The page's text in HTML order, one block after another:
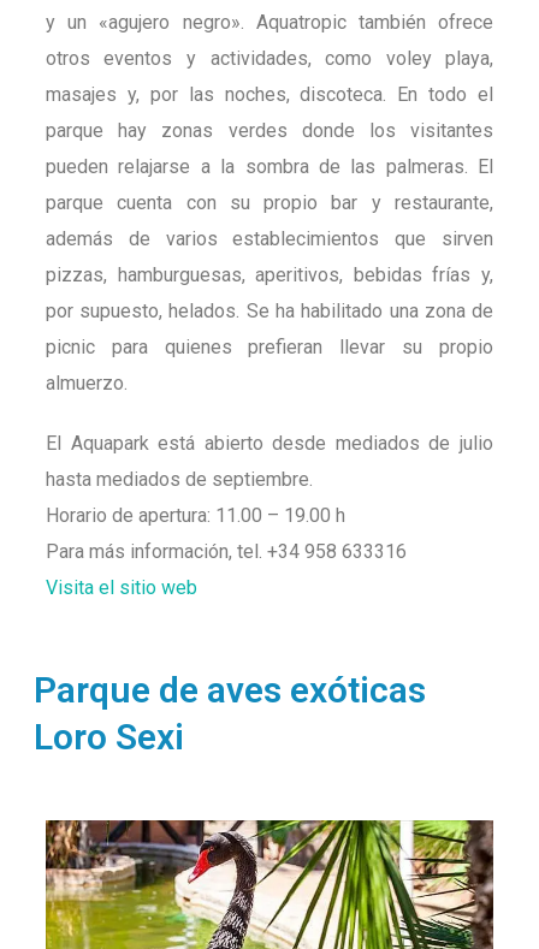
y un «agujero negro». Aquatropic también ofrece
otros eventos y actividades, como voley playa,
masajes y, por las noches, discoteca. En todo el
parque hay zonas verdes donde los visitantes
pueden relajarse a la sombra de las palmeras. El
parque cuenta con su propio bar y restaurante,
además de varios establecimientos que sirven
pizzas, hamburguesas, aperitivos, bebidas frías y,
por supuesto, helados. Se ha habilitado una zona de
picnic para quienes prefieran llevar su propio
almuerzo.
El Aquapark está abierto desde mediados de julio
hasta mediados de septiembre.
Horario de apertura: 11.00 – 19.00 h
Para más información, tel. +34 958 633316
Visita el sitio web
Parque de aves exóticas
Loro Sexi